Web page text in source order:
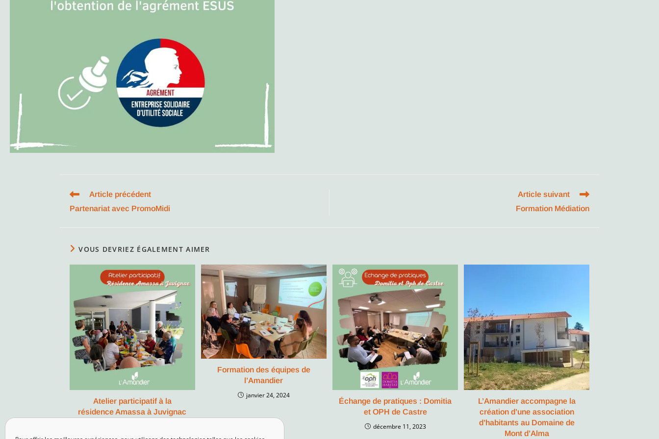
Article précédent
Partenariat avec PromoMidi
Article suivant
Formation Médiation
VOUS DEVRIEZ ÉGALEMENT AIMER
Atelier participatif à la
résidence Amassa à Juvignac
Formation des équipes de
l’Amandier
janvier 24, 2024
Échange de pratiques : Domitia
et OPH de Castre
décembre 11, 2023
L’Amandier accompagne la
création d’une association
d’habitants au Domaine de
Mont d’Alma